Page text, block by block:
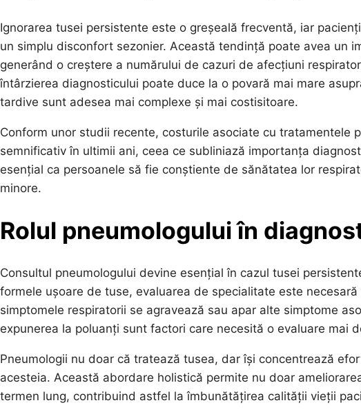
Ignorarea tusei persistente este o greșeală frecventă, iar
un simplu disconfort sezonier. Această tendință poate avea un
generând o creștere a numărului de cazuri de afecțiuni
întârzierea diagnosticului poate duce la o povară mai mare
tardive sunt adesea mai complexe și mai costisitoare.
Conform unor studii recente, costurile asociate cu tratamentele
semnificativ în ultimii ani, ceea ce subliniază importanța
esențial ca persoanele să fie conștiente de sănătatea lor
minore.
Rolul pneumologului în
Consultul pneumologului devine esențial în cazul tusei
formele ușoare de tuse, evaluarea de specialitate este
simptomele respiratorii se agravează sau apar alte simptome
expunerea la poluanți sunt factori care necesită o evaluare mai
Pneumologii nu doar că tratează tusea, dar își concentrează
acesteia. Această abordare holistică permite nu doar
termen lung, contribuind astfel la îmbunătățirea calității vieții